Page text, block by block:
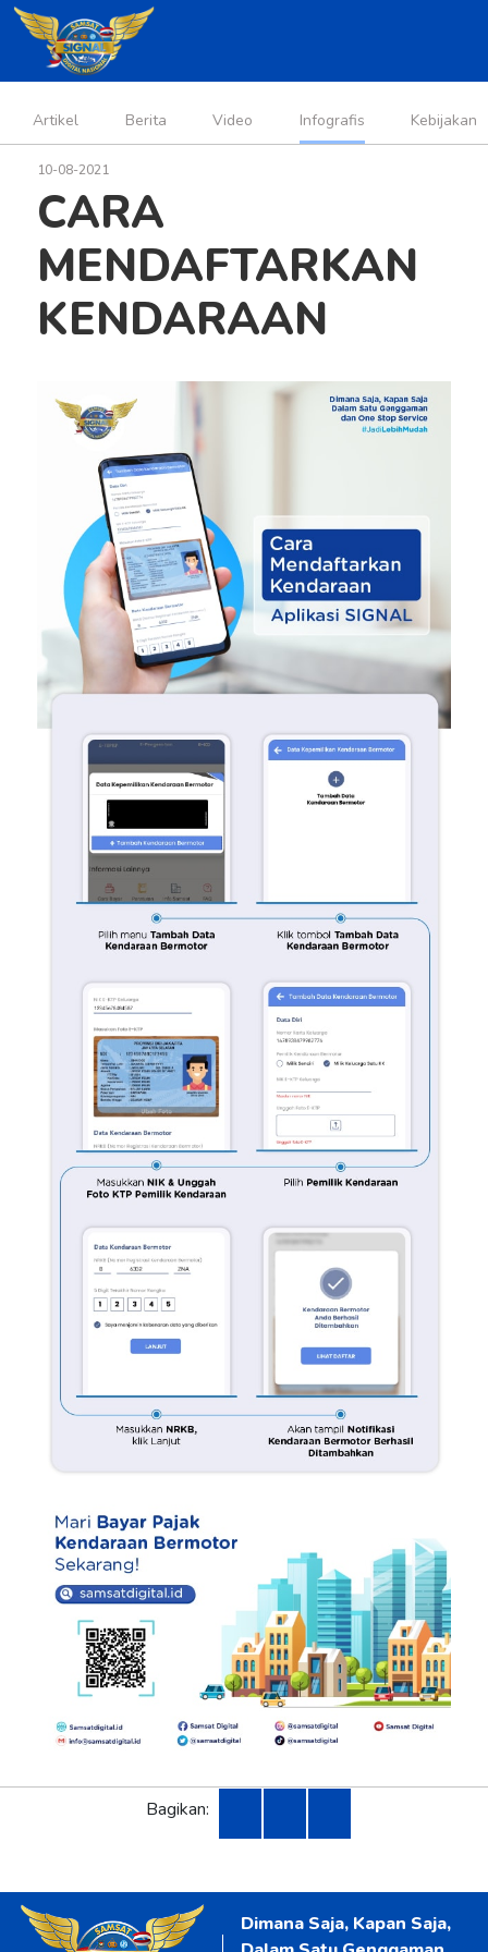
Artikel Berita Video Infografis Kebijakan
10-08-2021
CARA
MENDAFTARKAN
KENDARAAN
Bagikan:
Dimana Saja, Kapan Saja,